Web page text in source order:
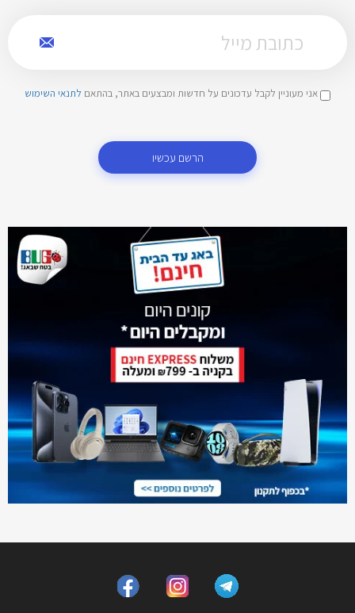
אני מעוניין לקבל עדכונים על חדשות ומבצעים באתר, בהתאם לתנאי השימוש
הרשם עכשיו